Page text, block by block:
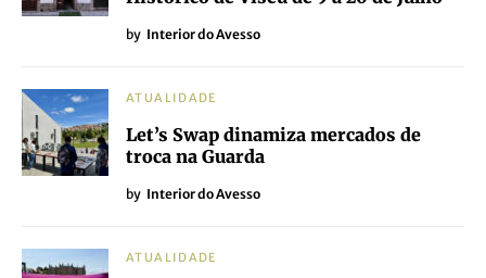
by Interior do Avesso
ATUALIDADE
Let’s Swap dinamiza mercados de
troca na Guarda
by Interior do Avesso
ATUALIDADE